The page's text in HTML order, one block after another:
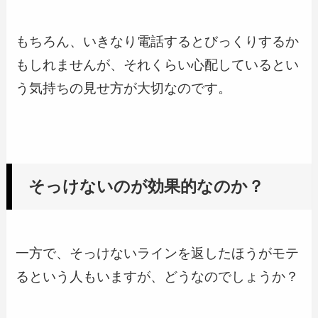
もちろん、いきなり電話するとびっくりするか
もしれませんが、それくらい心配しているとい
う気持ちの見せ方が大切なのです。
そっけないのが効果的なのか？
一方で、そっけないラインを返したほうがモテ
るという人もいますが、どうなのでしょうか？